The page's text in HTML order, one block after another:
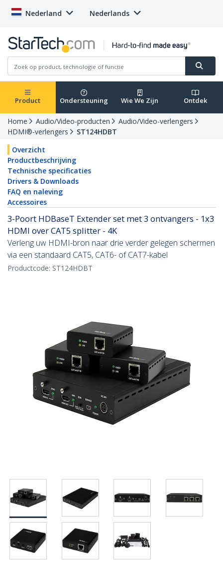
Nederland Nederlands
Product Ondersteuning Wie We Zijn Ontdek
Home Audio/Video-producten
Audio/Video-verlengers
HDMI®-verlengers
ST124HDBT
Overzicht
Productbeschrijving
Technische specificaties
Drivers & Downloads
FAQ en naleving
Accessoires
3-Poort HDBaseT Extender set met 3 ontvangers - 1x3
HDMI over CAT5 splitter - 4K
Verleng uw HDMI-bron naar drie verder gelegen schermen
via een standaard CAT5, CAT6- of CAT7-kabel
Productcode: ST124HDBT